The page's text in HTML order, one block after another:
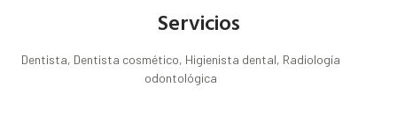
Servicios
Dentista, Dentista cosmético, Higienista dental, Radiología
odontológica